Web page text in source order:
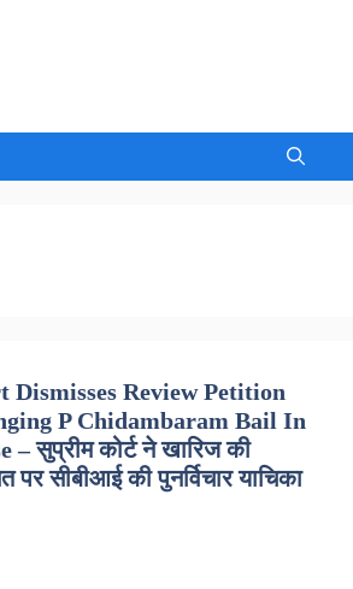
Dismisses Review Petition
P Chidambaram Bail In
सुप्रीम कोर्ट ने खारिज की
पर सीबीआई की पुनर्विचार याचिका